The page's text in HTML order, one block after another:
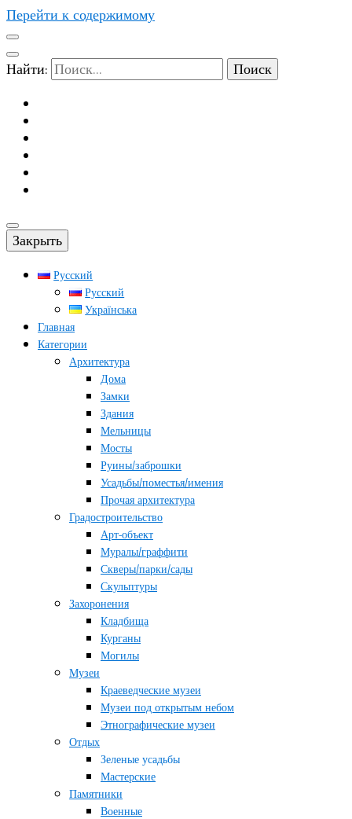
Перейти к содержимому
Найти:
Закрыть
Русский
Русский
Українська
Главная
Категории
Архитектура
Дома
Замки
Здания
Мельницы
Мосты
Руины/заброшки
Усадьбы/поместья/имения
Прочая архитектура
Градостроительство
Арт-объект
Муралы/граффити
Скверы/парки/сады
Скульптуры
Захоронения
Кладбища
Курганы
Могилы
Музеи
Краеведческие музеи
Музеи под открытым небом
Этнографические музеи
Отдых
Зеленые усадьбы
Мастерские
Памятники
Военные